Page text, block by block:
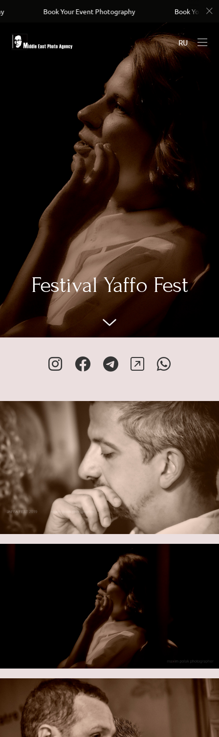
Your Event Photography Book Your Event Photography
RU
Festival Yaffo Fest